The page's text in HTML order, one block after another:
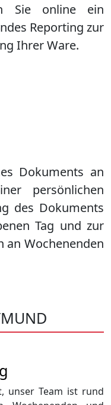
Dokuments an
persönlichen
des Dokuments
Tag und zur
an Wochenenden
Sie online ein
Reporting zur
Ihrer Ware.
unser Team ist rund